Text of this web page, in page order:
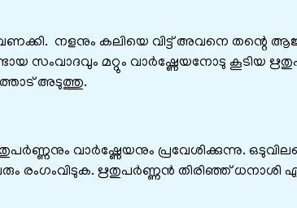
നളനും കലിയെ വിട്ട്‌ അവനെ തന്റെ
സംവാദവും മറ്റും വാർഷ്ണേയനോടു കൂടിയ
അടുത്തു.
വാർഷ്ണേയനും പ്രവേശിക്കുന്നു.
രംഗംവിടുക. ഋതുപർണ്ണൻ തിരിഞ്ഞ്‌ ധനാശി